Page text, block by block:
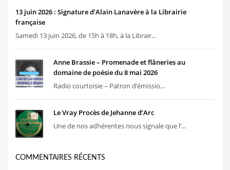
13 juin 2026 : Signature d’Alain Lanavère à la Librairie
française
Samedi 13 juin 2026, de 15h à 18h, à la Librair...
Anne Brassie – Promenade et flâneries au
domaine de poésie du 8 mai 2026
Radio courtoisie – Patron d’émissio...
Le Vray Procès de Jehanne d’Arc
Une de nos adhérentes nous signale que l’...
COMMENTAIRES RÉCENTS